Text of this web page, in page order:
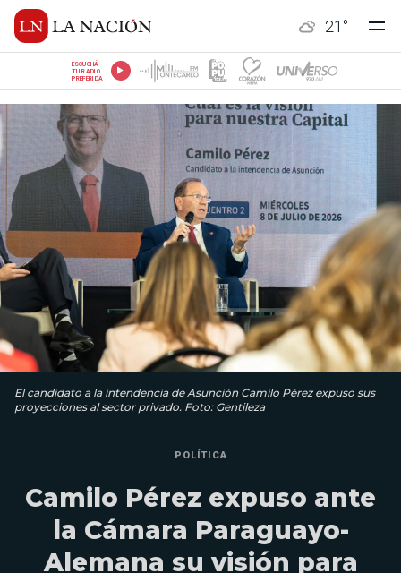
21 °
ESCUCHÁ
TU RADIO
PREFERIDA
El candidato a la intendencia de Asunción Camilo Pérez expuso sus
proyecciones al sector privado. Foto: Gentileza
POLÍTICA
Camilo Pérez expuso ante
la Cámara Paraguayo-
Alemana su visión para